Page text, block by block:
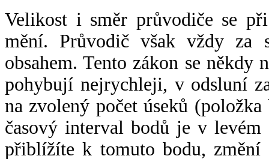
Velikost i směr průvodiče se
mění. Průvodič však vždy za
obsahem. Tento zákon se někdy
pohybují nejrychleji, v odsluní
na zvolený počet úseků
časový interval bodů je v
přiblížíte k tomuto bodu,